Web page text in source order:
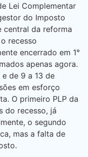
Lei Complementar
do Imposto
central da reforma
recesso
encerrado em 1°
apenas agora.
de 9 a 13 de
em esforço
O primeiro PLP da
do recesso, já
o segundo
mas a falta de